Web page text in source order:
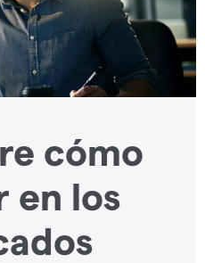
cómo
en los